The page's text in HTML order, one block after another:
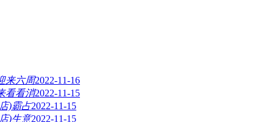
来六周2022-11-16
看看消2022-11-15
)霸占2022-11-15
)生意2022-11-15